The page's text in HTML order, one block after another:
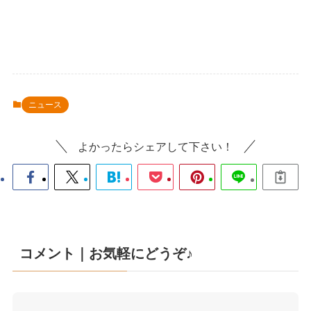
ニュース
よかったらシェアして下さい！
コメント｜お気軽にどうぞ♪